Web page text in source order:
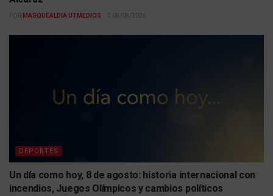
POR MASQUEALDIA UTMEDIOS 08/08/2026
DEPORTES
Un día como hoy, 8 de agosto: historia internacional con
incendios, Juegos Olímpicos y cambios políticos